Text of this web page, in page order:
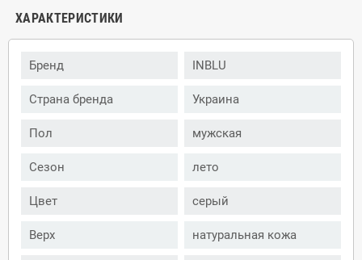
ХАРАКТЕРИСТИКИ
Бренд INBLU
Страна бренда Украина
Пол мужская
Сезон лето
Цвет серый
Верх натуральная кожа